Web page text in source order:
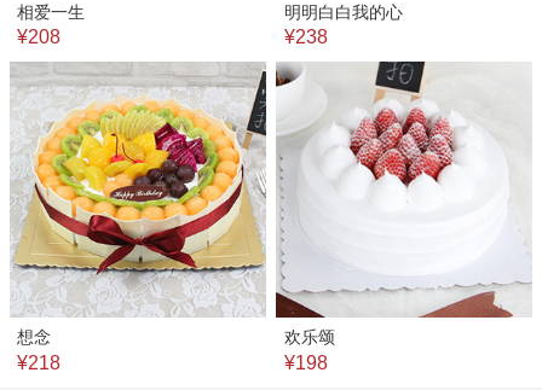
相爱一生
¥208
明明白白我的心
¥238
想念
¥218
欢乐颂
¥198